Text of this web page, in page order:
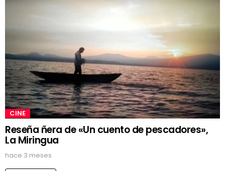
CINE
Reseña ñera de «Un cuento de pescadores»,
La Miringua
hace 3 meses